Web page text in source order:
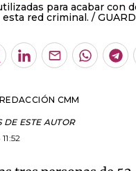
para acabar con
red criminal.
LinkedInEnviar
REDACCIÓN CMM
DE ESTE AUTOR